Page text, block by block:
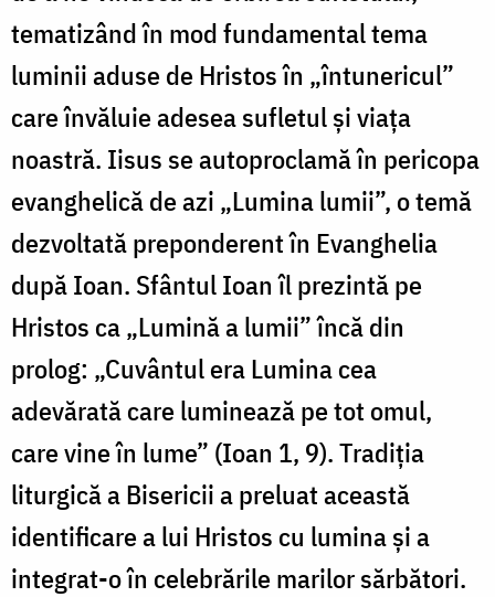
tematizând în mod fundamental tema
luminii aduse de Hristos în „întunericul”
care învăluie adesea sufletul și viața
noastră. Iisus se autoproclamă în pericopa
evanghelică de azi „Lumina lumii”, o temă
dezvoltată preponderent în Evanghelia
după Ioan. Sfântul Ioan îl prezintă pe
Hristos ca „Lumină a lumii” încă din
prolog: „Cuvântul era Lumina cea
adevărată care luminează pe tot omul,
care vine în lume” (Ioan 1, 9). Tradiția
liturgică a Bisericii a preluat această
identificare a lui Hristos cu lumina și a
integrat-o în celebrările marilor sărbători.